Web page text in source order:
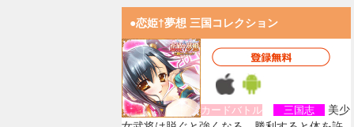
●恋姫†夢想 三国コレクション
カードバトル 三国志
美少